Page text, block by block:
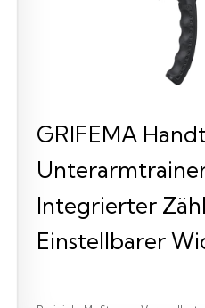
GRIFEMA
Integrierter
Einstellbarer